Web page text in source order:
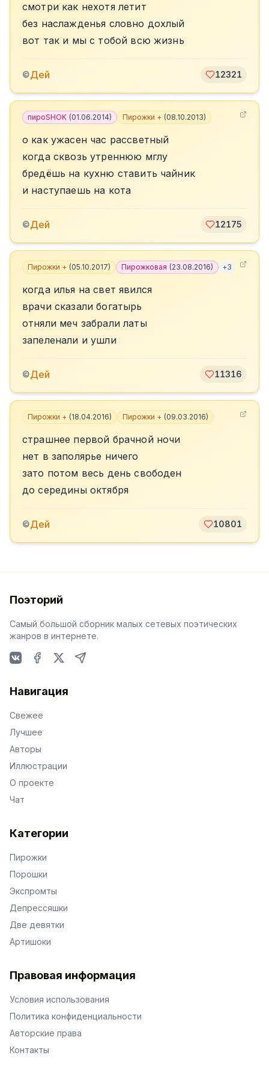
смотри как нехотя летит
без наслажденья словно дохлый
вот так и мы с тобой всю жизнь
©Дей 12321
пироSHOK (01.06.2014) Пирожки + (08.10.2013)
о как ужасен час рассветный
когда сквозь утреннюю мглу
бредёшь на кухню ставить чайник
и наступаешь на кота
©Дей 12175
Пирожки + (05.10.2017) Пирожковая (23.08.2016) +3
когда илья на свет явился
врачи сказали богатырь
отняли меч забрали латы
запеленали и ушли
©Дей 11316
Пирожки + (18.04.2016) Пирожки + (09.03.2016)
страшнее первой брачной ночи
нет в заполярье ничего
зато потом весь день свободен
до середины октября
©Дей 10801
Поэторий
Самый большой сборник малых сетевых поэтических
жанров в интернете.
Навигация
Свежее
Лучшее
Авторы
Иллюстрации
О проекте
Чат
Категории
Пирожки
Порошки
Экспромты
Депрессяшки
Две девятки
Артишоки
Правовая информация
Условия использования
Политика конфиденциальности
Авторские права
Контакты